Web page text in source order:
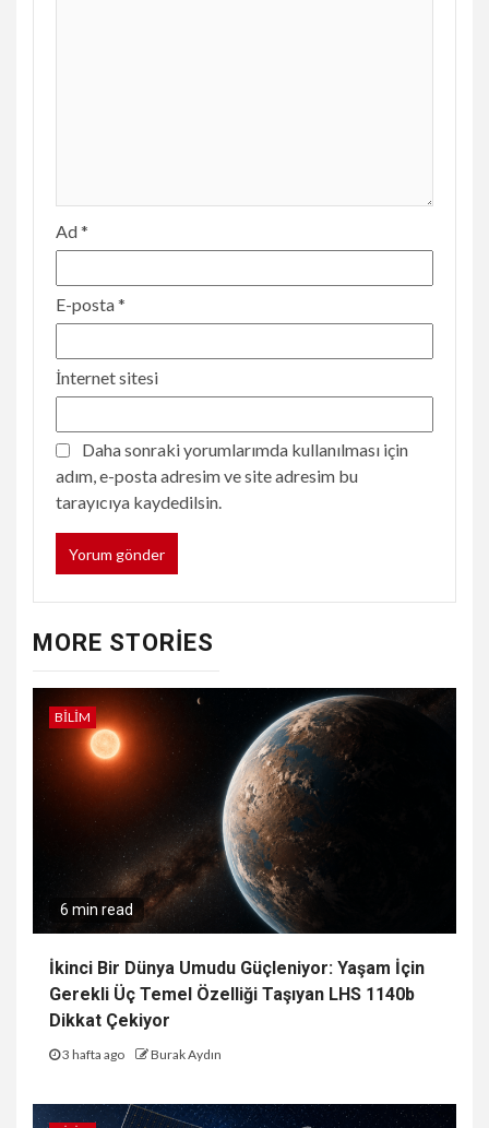
Ad*
E-posta*
İnternet sitesi
Daha sonraki yorumlarımda kullanılması için
adım, e-posta adresim ve site adresim bu
tarayıcıya kaydedilsin.
MORE STORIES
BILIM
6 min read
İkinci Bir Dünya Umudu Güçleniyor: Yaşam İçin
Gerekli Üç Temel Özelliği Taşıyan LHS 1140b
Dikkat Çekiyor
3 hafta ago Burak Aydın